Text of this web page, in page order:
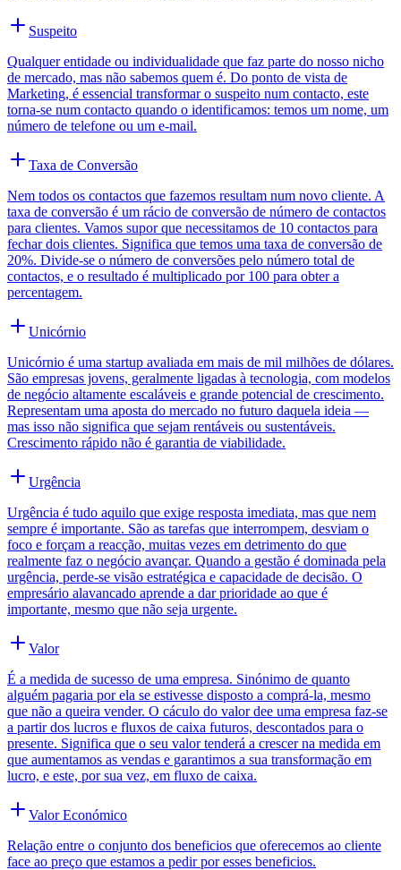
Suspeito
Qualquer entidade ou individualidade que faz parte do nosso nicho
de mercado, mas não sabemos quem é. Do ponto de vista de
Marketing, é essencial transformar o suspeito num contacto, este
torna-se num contacto quando o identificamos: temos um nome, um
número de telefone ou um e-mail.
Taxa de Conversão
Nem todos os contactos que fazemos resultam num novo cliente. A
taxa de conversão é um rácio de conversão de número de contactos
para clientes. Vamos supor que necessitamos de 10 contactos para
fechar dois clientes. Significa que temos uma taxa de conversão de
20%. Divide-se o número de conversões pelo número total de
contactos, e o resultado é multiplicado por 100 para obter a
percentagem.
Unicórnio
Unicórnio é uma startup avaliada em mais de mil milhões de dólares.
São empresas jovens, geralmente ligadas à tecnologia, com modelos
de negócio altamente escaláveis e grande potencial de crescimento.
Representam uma aposta do mercado no futuro daquela ideia —
mas isso não significa que sejam rentáveis ou sustentáveis.
Crescimento rápido não é garantia de viabilidade.
Urgência
Urgência é tudo aquilo que exige resposta imediata, mas que nem
sempre é importante. São as tarefas que interrompem, desviam o
foco e forçam a reacção, muitas vezes em detrimento do que
realmente faz o negócio avançar. Quando a gestão é dominada pela
urgência, perde-se visão estratégica e capacidade de decisão. O
empresário alavancado aprende a dar prioridade ao que é
importante, mesmo que não seja urgente.
Valor
É a medida de sucesso de uma empresa. Sinónimo de quanto
alguém pagaria por ela se estivesse disposto a comprá-la, mesmo
que não a queira vender. O cáculo do valor dee uma empresa faz-se
a partir dos lucros e fluxos de caixa futuros, descontados para o
presente. Significa que o seu valor tenderá a crescer na medida em
que aumentamos as vendas e garantimos a sua transformação em
lucro, e este, por sua vez, em fluxo de caixa.
Valor Económico
Relação entre o conjunto dos beneficios que oferecemos ao cliente
face ao preço que estamos a pedir por esses beneficios.